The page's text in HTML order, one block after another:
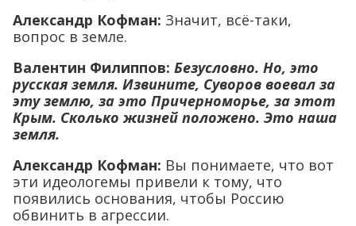
Александр Кофман: Значит, всё-таки,
вопрос в земле.
Валентин Филиппов: Безусловно. Но, это
русская земля. Извините, Суворов воевал за
эту землю, за это Причерноморье, за этот
Крым. Сколько жизней положено. Это наша
земля.
Александр Кофман: Вы понимаете, что вот
эти идеологемы привели к тому, что
появились основания, чтобы Россию
обвинить в агрессии.